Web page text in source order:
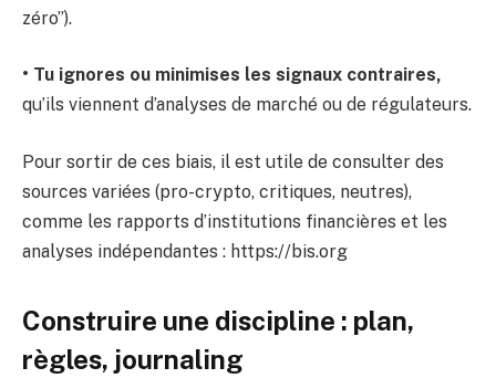
zéro”).
• Tu ignores ou minimises les signaux contraires,
qu’ils viennent d’analyses de marché ou de régulateurs.
Pour sortir de ces biais, il est utile de consulter des
sources variées (pro-crypto, critiques, neutres),
comme les rapports d’institutions financières et les
analyses indépendantes : https://bis.org
Construire une discipline : plan,
règles, journaling